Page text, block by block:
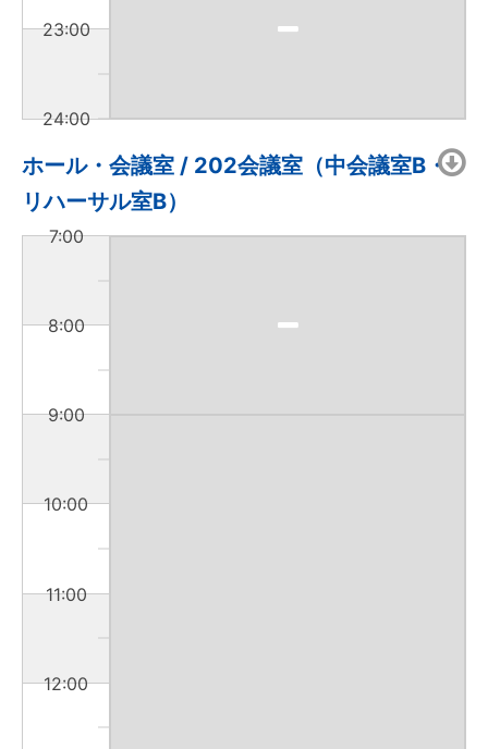
23:00
24:00
ホール・会議室 / 202会議室（中会議室B・
リハーサル室B）
7:00
8:00
9:00
10:00
11:00
12:00